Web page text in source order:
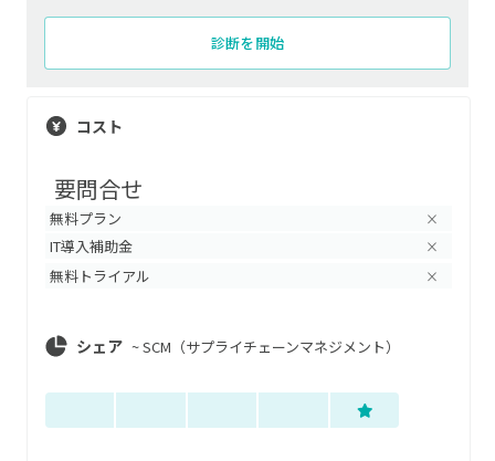
診断を開始
コスト
要問合せ
無料プラン ×
IT導入補助金 ×
無料トライアル ×
シェア ~SCM（サプライチェーンマネジメント）